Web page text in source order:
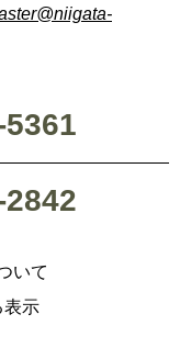
いて
表示